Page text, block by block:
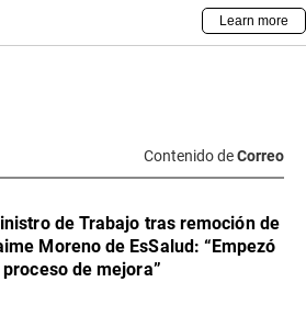
Contenido deCorreo
de Trabajo tras remoción de
Moreno de EsSalud: “Empezó
de mejora”